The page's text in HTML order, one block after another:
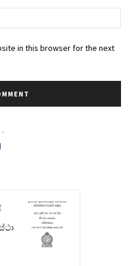
in this browser for the next
-